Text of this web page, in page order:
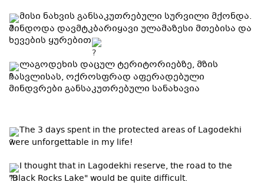
მისი ნახვის განსაკუთრებული სურვილი მქონდა.
მინდოდა დავმტკბარიყავი ულამაზესი მთებისა და
ხევების ყურებით
ლაგოდეხის დაცულ ტერიტორიებზე, მზის
ჩასვლისას, ოქროსფრად აფერადებული
მინდვრები განსაკუთრებული სანახავია
The 3 days spent in the protected areas of Lagodekhi
were unforgettable in my life!
I thought that in Lagodekhi reserve, the road to the
"Black Rocks Lake" would be quite difficult.